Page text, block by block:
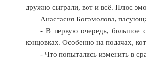
дружно сыграли, вот и всё. Плюс
Анастасия Богомолова,
- В первую очередь, большое
концовках. Особенно на подачах,
- Что попытались изменить в